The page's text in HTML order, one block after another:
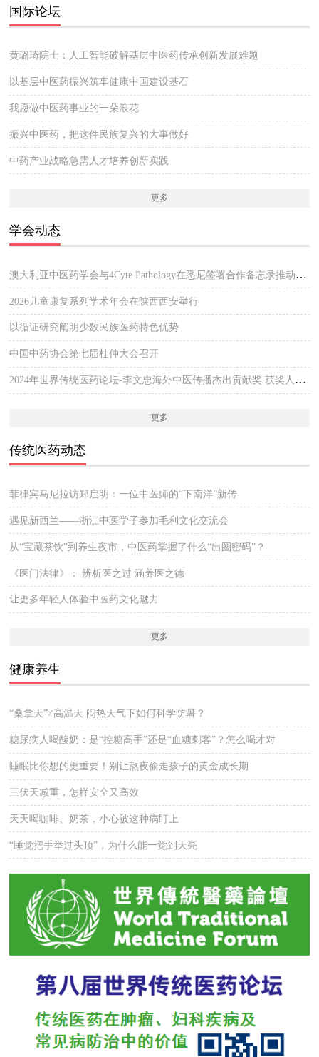
国际论坛
黄璐琦院士：人工智能破解基层中医药传承创新发展难题
以基层中医药振兴筑牢健康中国建设基石
我愿做中医药事业的一朵浪花
振兴中医药，把这件民族复兴的大事做好
中药产业战略急需人才培养创新实践
更多
学会动态
澳大利亚中医药学会与4Cyte Pathology在悉尼签署合作备忘录推动中医临床与现代病理检测协作 开启澳大利亚中医专业发展新篇章
2026儿童康复系列学术年会在陕西西安举行
以循证研究阐明少数民族医药特色优势
中国中药协会第七届杜仲大会召开
2024年世界传统医药论坛-李文忠海外中医传播杰出贡献奖 获奖人员公示
更多
传统医药动态
菲律宾马尼拉访郑启明：一位中医师的“下南洋”新传
遇见新西兰——浙江中医学子参加毛利文化交流会
从“宝藏茶饮”到养生夜市，中医药掌握了什么“出圈密码”？
《医门法律》： 辨析医之过 涵养医之德
让更多年轻人体验中医药文化魅力
更多
健康养生
“桑拿天”≠高温天 闷热天气下如何科学防暑？
糖尿病人喝酸奶：是“控糖高手”还是“血糖刺客”？怎么喝才对
睡眠比你想的更重要！别让熬夜偷走孩子的黄金成长期
三伏天减重，怎样安全又高效
天天喝咖啡、奶茶，小心被这种病盯上
“睡觉把手举过头顶”，为什么能一觉到天亮